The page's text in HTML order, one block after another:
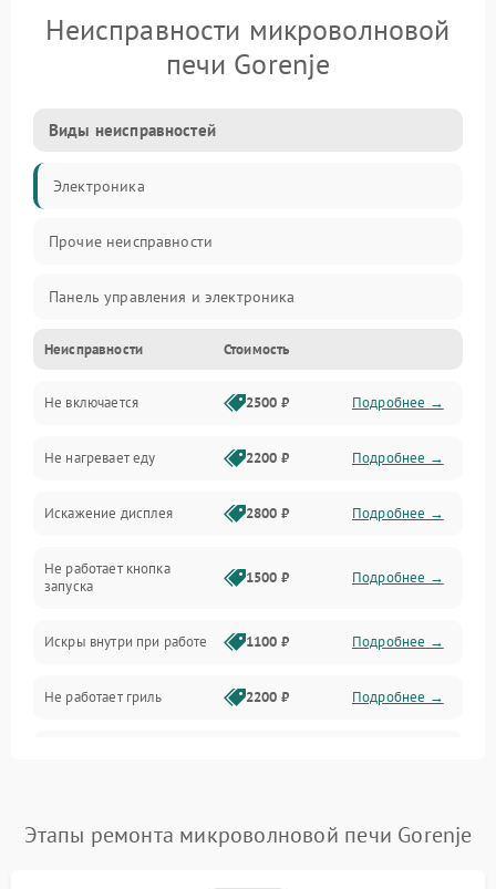
Неисправности микроволновой
печи Gorenje
Виды неисправностей
Электроника
Прочие неисправности
Панель управления и электроника
Дверца и корпус
Механика и внутренние элементы
Механические повреждения
Питание и запуск
Нагрев и приготовление
Программное обеспечение
Неисправности Стоимость
Не включается 2500 ₽ Подробнее →
Не нагревает еду 2200 ₽ Подробнее →
Искажение дисплея 2800 ₽ Подробнее →
Не работает кнопка
запуска
1500 ₽ Подробнее →
Искры внутри при работе 1100 ₽ Подробнее →
Не работает гриль 2200 ₽ Подробнее →
Подробнее →
Этапы ремонта микроволновой печи Gorenje